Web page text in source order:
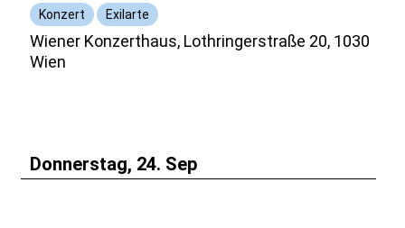
Konzert Exilarte
Wiener Konzerthaus, Lothringerstraße 20, 1030
Wien
Donnerstag, 24. Sep